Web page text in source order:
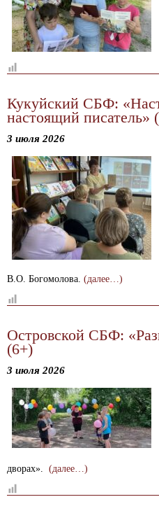
Кукуйский СБФ:
настоящий писатель»
3 июля 2026
В.О. Богомолова. (далее…)
Островской СБФ:
(6+)
3 июля 2026
дворах». (далее…)